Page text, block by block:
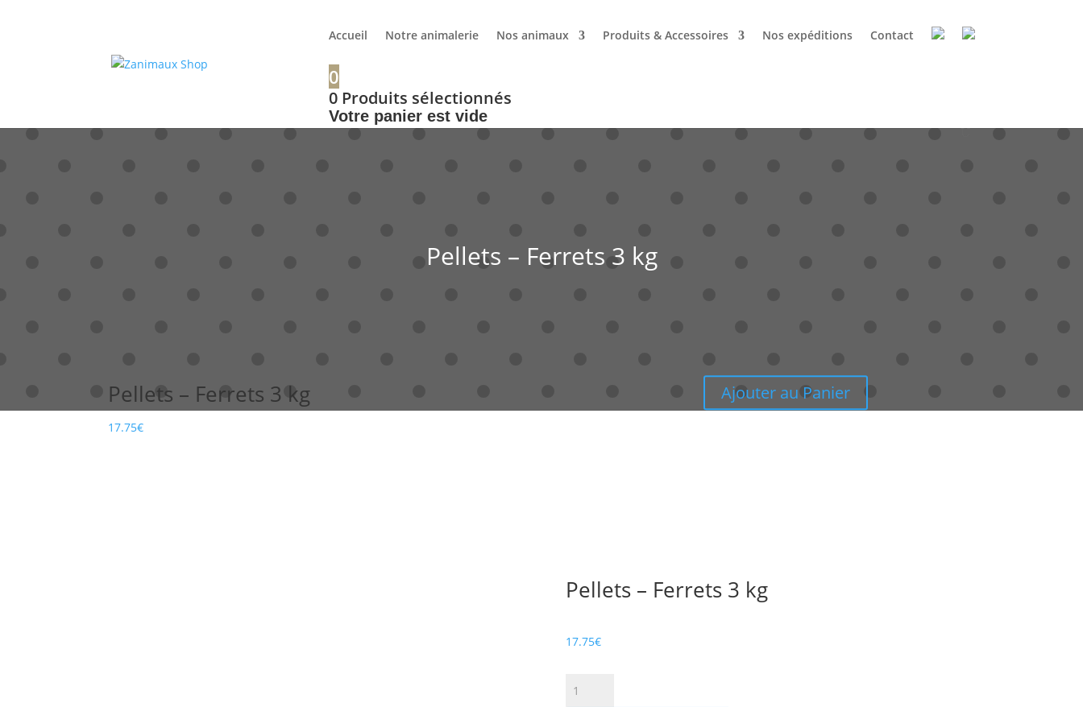
Accueil
Notre animalerie Nos animaux Produits & Accessoires Nos expéditions Contact
0
0 Produits sélectionnés
Votre panier est vide
Pellets – Ferrets 3 kg
Pellets – Ferrets 3 kg
17.75€
Ajouter au Panier
Pellets – Ferrets 3 kg
17.75€